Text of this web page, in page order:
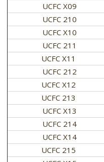
UCFC X09
UCFC 210
UCFC X10
UCFC 211
UCFC X11
UCFC 212
UCFC X12
UCFC 213
UCFC X13
UCFC 214
UCFC X14
UCFC 215